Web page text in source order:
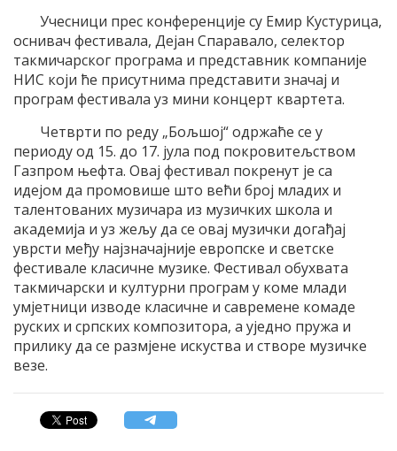
Учесници прес конференције су Емир Кустурица,
оснивач фестивала, Дејан Спаравало, селектор
такмичарског програма и представник компаније
НИС који ће присутнима представити значај и
програм фестивала уз мини концерт квартета.
Четврти по реду „Бољшој“ одржаће се у
периоду од 15. до 17. јула под покровитељством
Газпром њефта. Овај фестивал покренут је са
идејом да промовише што већи број младих и
талентованих музичара из музичких школа и
академија и уз жељу да се овај музички догађај
уврсти међу најзначајније европске и светске
фестивале класичне музике. Фестивал обухвата
такмичарски и културни програм у коме млади
умјетници изводе класичне и савремене комаде
руских и српских композитора, а уједно пружа и
прилику да се размјене искуства и створе музичке
везе.